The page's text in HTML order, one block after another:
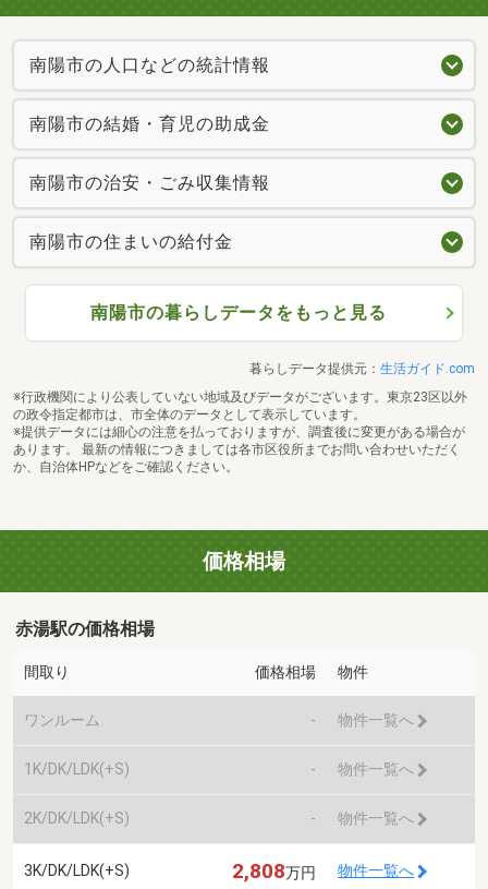
南陽市の人口などの統計情報
南陽市の結婚・育児の助成金
南陽市の治安・ごみ収集情報
南陽市の住まいの給付金
南陽市の暮らしデータをもっと見る
暮らしデータ提供元： 生活ガイド.com
※行政機関により公表していない地域及びデータがございます。東京23区以外
の政令指定都市は、市全体のデータとして表示しています。
※提供データには細心の注意を払っておりますが、調査後に変更がある場合が
あります。 最新の情報につきましては各市区役所までお問い合わせいただく
か、自治体HPなどをご確認ください。
価格相場
赤湯駅の価格相場
間取り 価格相場 物件
ワンルーム - 物件一覧へ
1K/DK/LDK(+S) - 物件一覧へ
2K/DK/LDK(+S) - 物件一覧へ
3K/DK/LDK(+S) 2,808万円 物件一覧へ